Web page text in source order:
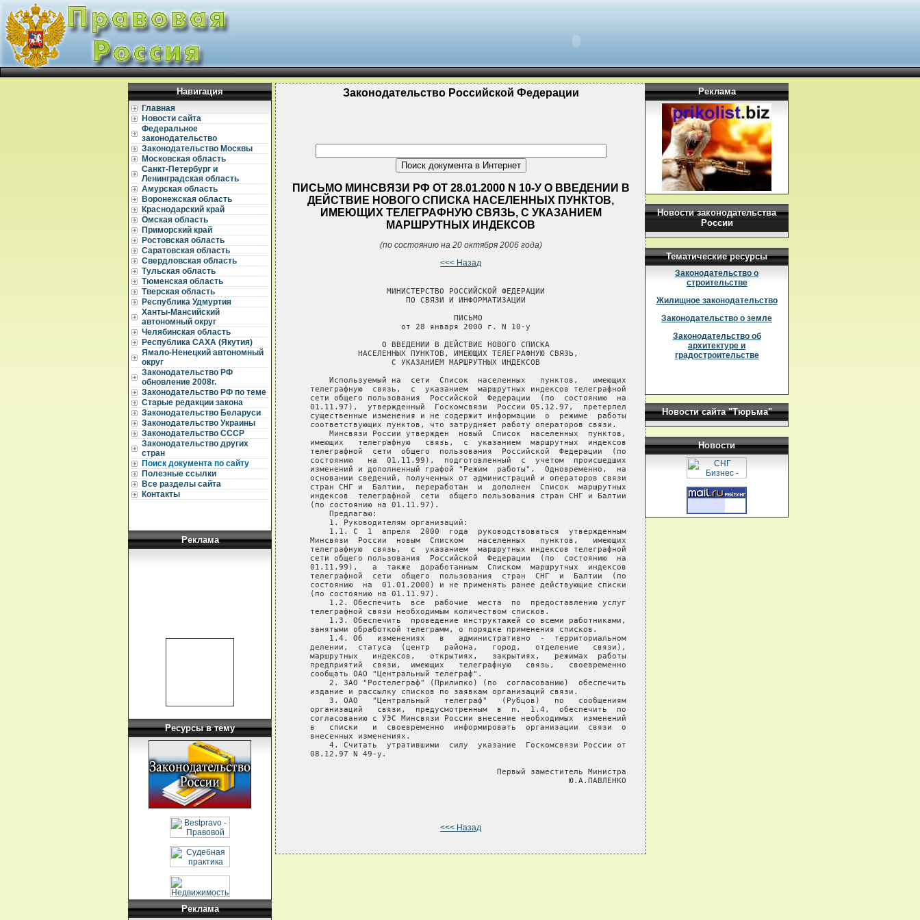
Навигация
Главная
Новости сайта
Федеральное
законодательство
Законодательство Москвы
Московская область
Санкт-Петербург и
Ленинградская область
Амурская область
Воронежская область
Краснодарский край
Омская область
Приморский край
Ростовская область
Саратовская область
Свердловская область
Тульская область
Тюменская область
Тверская область
Республика Удмуртия
Ханты-Мансийский
автономный округ
Челябинская область
Республика САХА (Якутия)
Ямало-Ненецкий автономный
округ
Законодательство РФ
обновление 2008г.
Законодательство РФ по теме
Старые редакции закона
Законодательство Беларуси
Законодательство Украины
Законодательство СССР
Законодательство других
стран
Поиск документа по сайту
Полезные ссылки
Все разделы сайта
Контакты
Реклама
Ресурсы в тему
Реклама
Законодательство Российской Федерации
ПИСЬМО МИНСВЯЗИ РФ ОТ 28.01.2000 N 10-У О ВВЕДЕНИИ В
ДЕЙСТВИЕ НОВОГО СПИСКА НАСЕЛЕННЫХ ПУНКТОВ,
ИМЕЮЩИХ ТЕЛЕГРАФНУЮ СВЯЗЬ, С УКАЗАНИЕМ
МАРШРУТНЫХ ИНДЕКСОВ
(по состоянию на 20 октября 2006 года)
<<< Назад
                   МИНИСТЕРСТВО РОССИЙСКОЙ ФЕДЕРАЦИИ
                       ПО СВЯЗИ И ИНФОРМАТИЗАЦИИ
                                 ПИСЬМО
                      от 28 января 2000 г. N 10-у
                  О ВВЕДЕНИИ В ДЕЙСТВИЕ НОВОГО СПИСКА
             НАСЕЛЕННЫХ ПУНКТОВ, ИМЕЮЩИХ ТЕЛЕГРАФНУЮ СВЯЗЬ,
                    С УКАЗАНИЕМ МАРШРУТНЫХ ИНДЕКСОВ
       Используемый на  сети  Список  населенных   пунктов,   имеющих
   телеграфную  связь,  с  указанием  маршрутных индексов телеграфной
   сети общего пользования  Российской  Федерации  (по  состоянию  на
   01.11.97),  утвержденный  Госкомсвязи  России 05.12.97,  претерпел
   существенные изменения и не содержит информации  о  режиме  работы
   соответствующих пунктов, что затрудняет работу операторов связи.
       Минсвязи России утвержден  новый  Список  населенных  пунктов,
   имеющих   телеграфную   связь,  с  указанием  маршрутных  индексов
   телеграфной  сети  общего  пользования  Российской  Федерации  (по
   состоянию   на  01.11.99),  подготовленный  с  учетом  происшедших
   изменений и дополненный графой "Режим  работы".  Одновременно,  на
   основании сведений, полученных от администраций и операторов связи
   стран СНГ и  Балтии,  переработан  и  дополнен  Список  маршрутных
   индексов  телеграфной  сети  общего пользования стран СНГ и Балтии
   (по состоянию на 01.11.97).
       Предлагаю:
       1. Руководителям организаций:
       1.1. С  1  апреля  2000  года  руководствоваться  утвержденным
   Минсвязи  России  новым  Списком   населенных   пунктов,   имеющих
   телеграфную  связь,  с  указанием  маршрутных индексов телеграфной
   сети общего пользования  Российской  Федерации  (по  состоянию  на
   01.11.99),   а  также  доработанным  Списком  маршрутных  индексов
   телеграфной  сети  общего  пользования  стран  СНГ  и  Балтии  (по
   состоянию  на  01.01.2000) и не применять ранее действующие списки
   (по состоянию на 01.11.97).
       1.2. Обеспечить  все  рабочие  места  по  предоставлению услуг
   телеграфной связи необходимым количеством списков.
       1.3. Обеспечить  проведение инструктажей со всеми работниками,
   занятыми обработкой телеграмм, о порядке применения списков.
       1.4. Об   изменениях   в   административно  -  территориальном
   делении,  статуса  (центр   района,   город,   отделение   связи),
   маршрутных   индексов,   открытиях,   закрытиях,   режимах  работы
   предприятий  связи,  имеющих   телеграфную   связь,   своевременно
   сообщать ОАО "Центральный телеграф".
       2. ЗАО "Ростелеграф" (Прилипко) (по  согласованию)  обеспечить
   издание и рассылку списков по заявкам организаций связи.
       3. ОАО   "Центральный   телеграф"   (Рубцов)   по   сообщениям
   организаций   связи,  предусмотренным  в  п.  1.4,  обеспечить  по
   согласованию с УЭС Минсвязи России внесение необходимых  изменений
   в   списки   и  своевременно  информировать  организации  связи  о
   внесенных изменениях.
       4. Считать  утратившими  силу  указание  Госкомсвязи России от
   08.12.97 N 49-у.
                                          Первый заместитель Министра
                                                         Ю.А.ПАВЛЕНКО
<<< Назад
Реклама
Новости законодательства
России
Тематические ресурсы
Законодательство о
строительстве
Жилищное законодательство
Законодательство о земле
Законодательство об
архитектуре и
градостроительстве
Новости сайта "Тюрьма"
Новости